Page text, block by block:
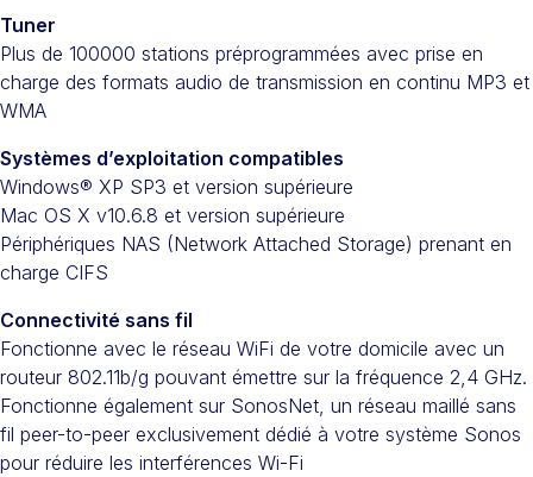
Tuner
Plus de 100000 stations préprogrammées avec prise en
charge des formats audio de transmission en continu MP3 et
WMA
Systèmes d’exploitation compatibles
Windows® XP SP3 et version supérieure
Mac OS X v10.6.8 et version supérieure
Périphériques NAS (Network Attached Storage) prenant en
charge CIFS
Connectivité sans fil
Fonctionne avec le réseau WiFi de votre domicile avec un
routeur 802.11b/g pouvant émettre sur la fréquence 2,4 GHz.
Fonctionne également sur SonosNet, un réseau maillé sans
fil peer-to-peer exclusivement dédié à votre système Sonos
pour réduire les interférences Wi-Fi